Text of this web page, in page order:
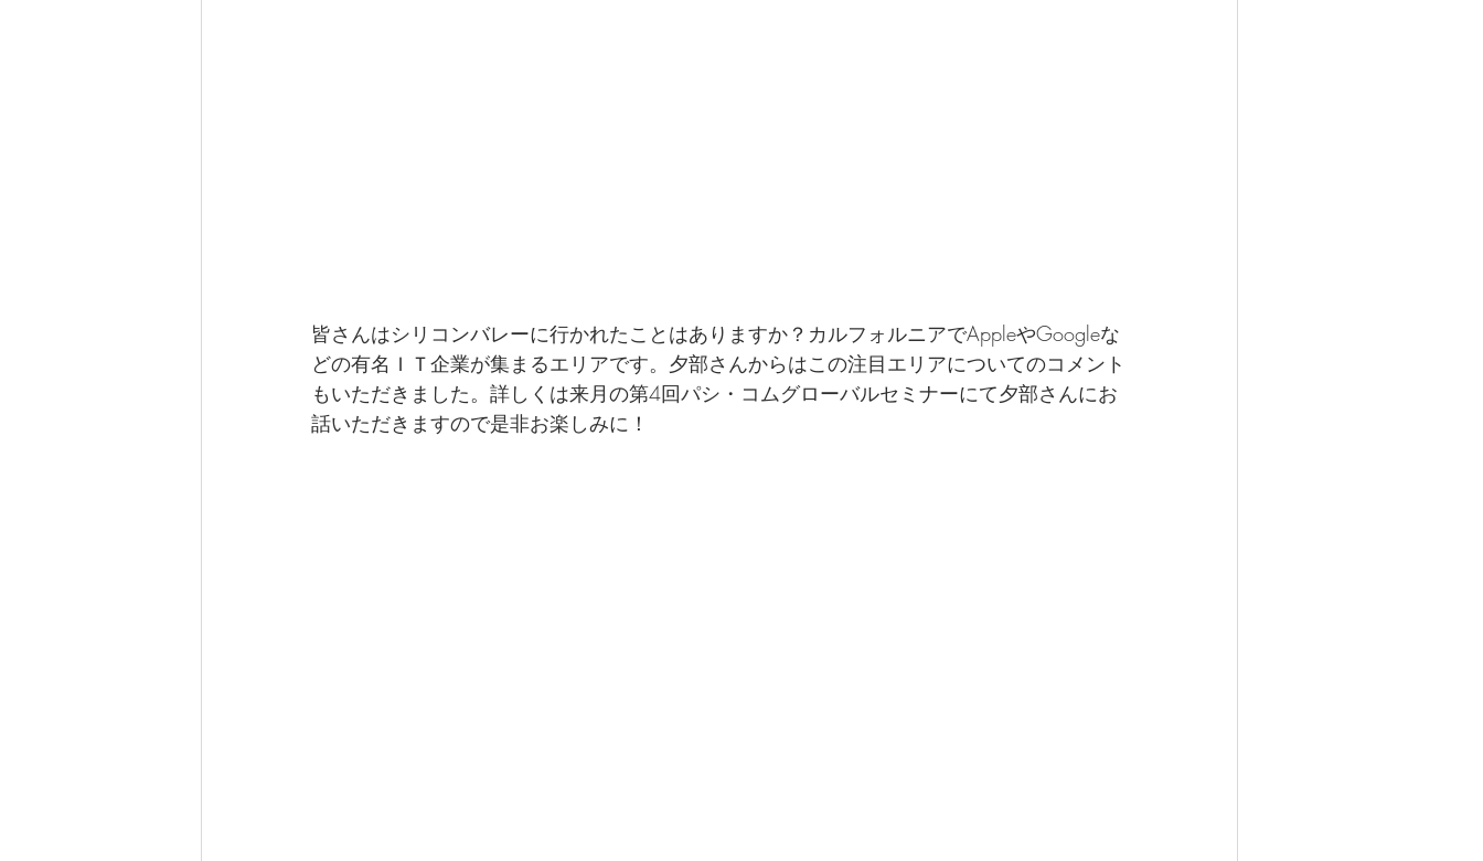
皆さんはシリコンバレーに行かれたことはありますか？カルフォルニアでAppleやGoogleな
どの有名ＩＴ企業が集まるエリアです。夕部さんからはこの注目エリアについてのコメント
もいただきました。詳しくは来月の第4回パシ・コムグローバルセミナーにて夕部さんにお
話いただきますので是非お楽しみに！